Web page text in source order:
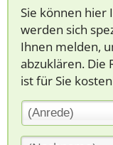
Sie können hier
werden sich
Ihnen melden,
abzuklären. Die
ist für Sie
(Anrede)